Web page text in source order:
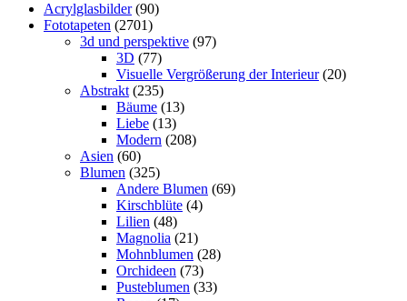
Acrylglasbilder (90)
Fototapeten (2701)
3d und perspektive (97)
3D (77)
Visuelle Vergrößerung der Interieur (20)
Abstrakt (235)
Bäume (13)
Liebe (13)
Modern (208)
Asien (60)
Blumen (325)
Andere Blumen (69)
Kirschblüte (4)
Lilien (48)
Magnolia (21)
Mohnblumen (28)
Orchideen (73)
Pusteblumen (33)